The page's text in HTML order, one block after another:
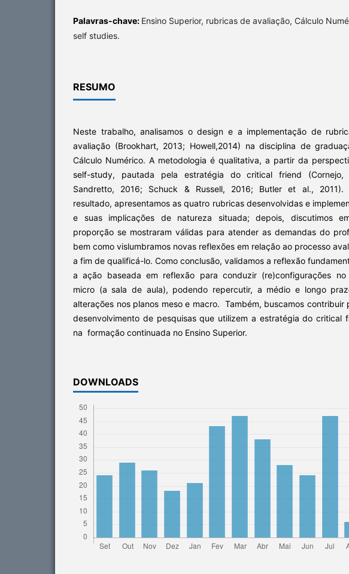
Palavras-chave: Ensino Superior, rubricas de avaliação, Cálculo
self studies.
RESUMO
Neste trabalho, analisamos o design e a implementação de
avaliação (Brookhart, 2013; Howell,2014) na disciplina de
Cálculo Numérico. A metodologia é qualitativa, a partir da
self-study, pautada pela estratégia do critical friend (Cornejo,
Sandretto, 2016; Schuck & Russell, 2016; Butler et al., 2011).
resultado, apresentamos as quatro rubricas desenvolvidas e
e suas implicações de natureza situada; depois, discutimos
proporção se mostraram válidas para atender as demandas do
bem como vislumbramos novas reflexões em relação ao processo
a fim de qualificá-lo. Como conclusão, validamos a reflexão
a ação baseada em reflexão para conduzir (re)configurações no
micro (a sala de aula), podendo repercutir, a médio e longo
alterações nos planos meso e macro. Também, buscamos contribuir
desenvolvimento de pesquisas que utilizem a estratégia do critical
na formação continuada no Ensino Superior.
DOWNLOADS